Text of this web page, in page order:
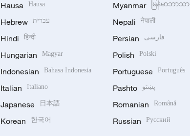
Hausa Hausa
Hebrew עברית
Hindi हिन्दी
Hungarian Magyar
Indonesian Bahasa Indonesia
Italian Italiano
Japanese 日本語
Korean 한국어
Myanmar မြန်မာဘာသာ
Nepali नेपाली
Persian فارسی
Polish Polski
Portuguese Português
Pashto پښتو
Romanian Română
Russian Русский